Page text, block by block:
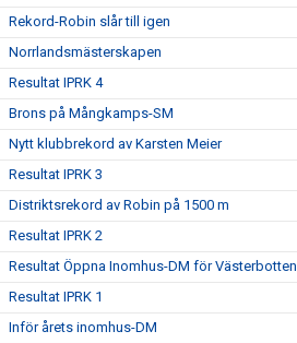
Rekord-Robin slår till igen
Norrlandsmästerskapen
Resultat IPRK 4
Brons på Mångkamps-SM
Nytt klubbrekord av Karsten Meier
Resultat IPRK 3
Distriktsrekord av Robin på 1500 m
Resultat IPRK 2
Resultat Öppna Inomhus-DM för Västerbotten
Resultat IPRK 1
Inför årets inomhus-DM